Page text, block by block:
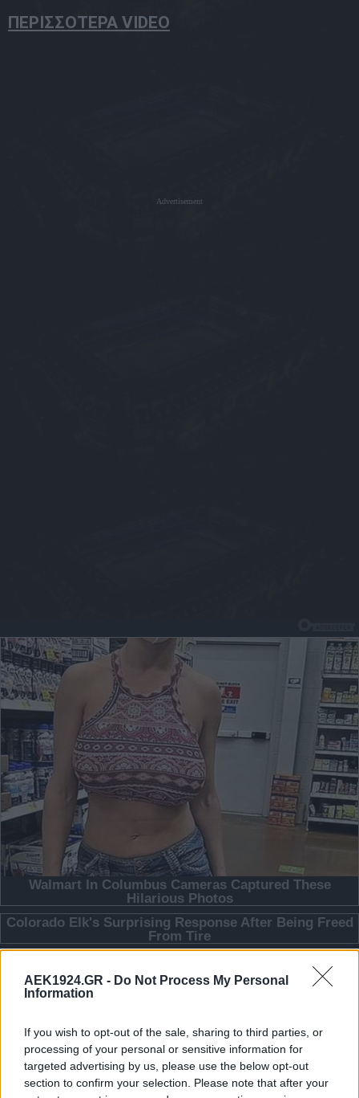
AEK1924.GR - Do Not Process My Personal
Information
If you wish to opt-out of the sale, sharing to third parties, or
processing of your personal or sensitive information for
targeted advertising by us, please use the below opt-out
section to confirm your selection. Please note that after your
ΠΕΡΙΣΣΟΤΕΡΑ VIDEO
Advertisement